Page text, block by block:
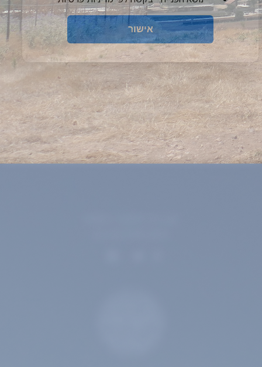
ו/או משלוח הודעה מתאימה לרשומים.
שימושך באתר לאחר עדכון מהווה הסכמה
למדיניות המעודכנת.
פרטי קשר להפעלת זכויות ובירורים
דוא"ל: office@1848-winery.co.il
טופס יצירת קשר באתר: /contact
נושא הפנייה: "בקשה לפי מדיניות פרטיות"